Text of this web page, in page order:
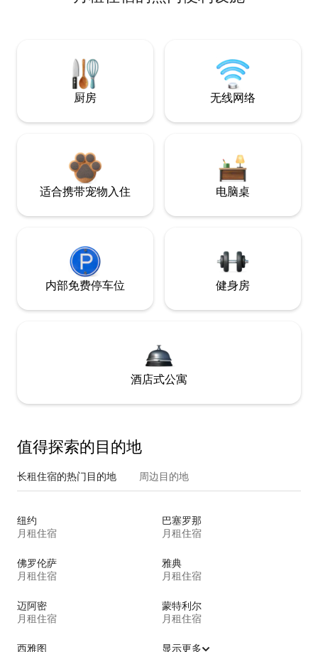
厨房 无线网络
适合携带宠物入住 电脑桌
内部免费停车位 健身房
酒店式公寓
值得探索的目的地
长租住宿的热门目的地 周边目的地
纽约
月租住宿
巴塞罗那
月租住宿
佛罗伦萨
月租住宿
雅典
月租住宿
迈阿密
月租住宿
蒙特利尔
月租住宿
西雅图 显示更多